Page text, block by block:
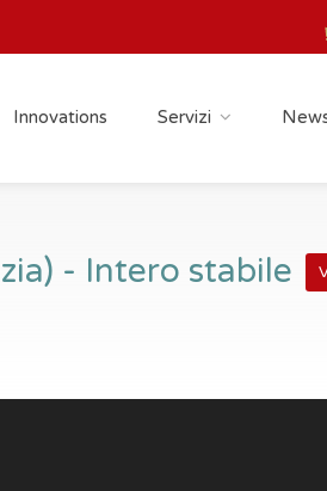
Innovations Servizi
- Intero stabile